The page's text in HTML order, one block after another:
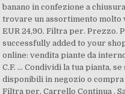
banano in confezione a
trovare un assortimento molto
EUR 24,90. Filtra per. Prezzo.
successfully added to your
online: vendita piante da
C.F. ... Condividi la tua pianta,
disponibili in negozio o compra
Filtra per. Carrello Continua .